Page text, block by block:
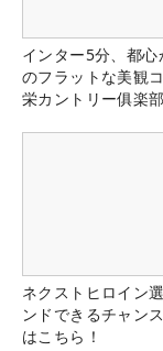
インター5分、都
のフラットな美観
栄カントリー俱楽
ネクストヒロイン
ンドできるチャン
はこちら！